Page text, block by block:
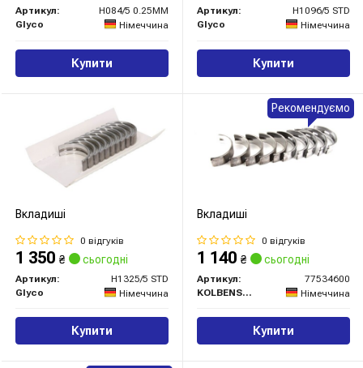
Артикул:
H084/5 0.25MM
Glyco
Німеччина
Купити
Артикул:
H1096/5 STD
Glyco
Німеччина
Купити
Вкладиші
0 відгуків
1 350 ₴ сьогодні
Артикул:
H1325/5 STD
Glyco
Німеччина
Купити
Вкладиші
0 відгуків
1 140 ₴ сьогодні
Артикул:
77534600
KOLBENSCHMIDT
Німеччина
Купити
Рекомендуємо